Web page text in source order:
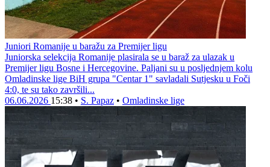
Juniori Romanije u baražu za Premijer ligu
Juniorska selekcija Romanije plasirala se u baraž za ulazak u
Premijer ligu Bosne i Hercegovine. Paljani su u posljednjem kolu
Omladinske lige BiH grupa "Centar 1" savladali Sutjesku u Foči
4:0, te su tako završili...
06.06.2026 15:38 • S. Papaz • Omladinske lige